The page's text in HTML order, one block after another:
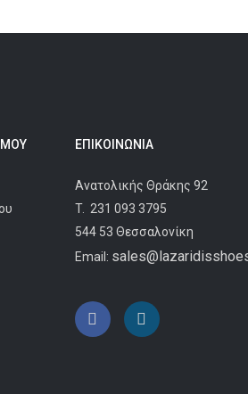
ΜΟΥ ΕΠΙΚΟΙΝΩΝΊΑ
Ανατολικής Θράκης 92
T. 231 093 3795
544 53 Θεσσαλονίκη
Email: